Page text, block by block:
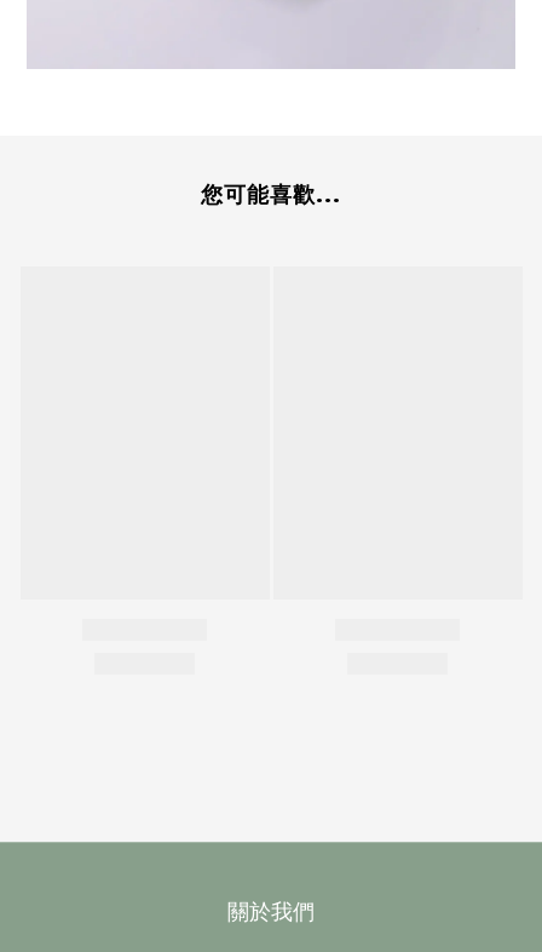
您可能喜歡...
關於我們